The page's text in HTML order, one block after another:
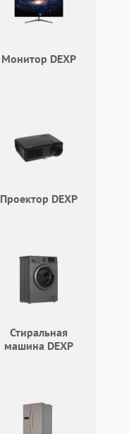
Монитор DEXP
Проектор DEXP
Стиральная
машина DEXP